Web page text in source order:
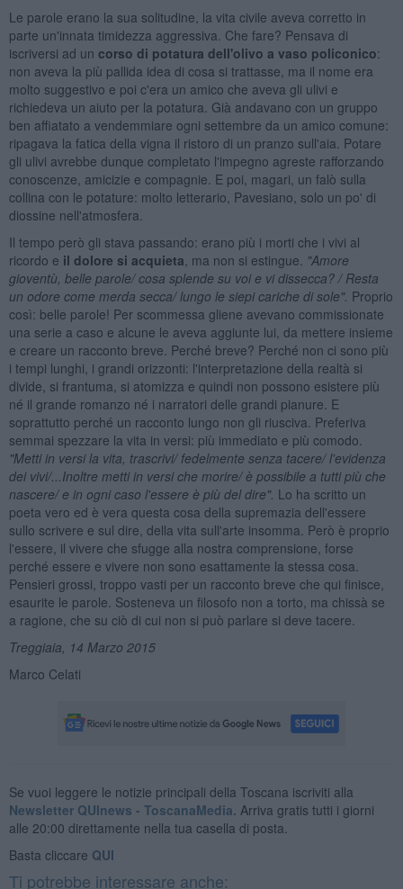
Le parole erano la sua solitudine, la vita civile aveva corretto in
parte un'innata timidezza aggressiva. Che fare? Pensava di
iscriversi ad un corso di potatura dell'olivo a vaso policonico:
non aveva la più pallida idea di cosa si trattasse, ma il nome era
molto suggestivo e poi c'era un amico che aveva gli ulivi e
richiedeva un aiuto per la potatura. Già andavano con un gruppo
ben affiatato a vendemmiare ogni settembre da un amico comune:
ripagava la fatica della vigna il ristoro di un pranzo sull'aia. Potare
gli ulivi avrebbe dunque completato l'impegno agreste rafforzando
conoscenze, amicizie e compagnie. E poi, magari, un falò sulla
collina con le potature: molto letterario, Pavesiano, solo un po' di
diossine nell'atmosfera.
Il tempo però gli stava passando: erano più i morti che i vivi al
ricordo e il dolore si acquieta , ma non si estingue. "Amore
gioventù, belle parole/ cosa splende su voi e vi dissecca? / Resta
un odore come merda secca/ lungo le siepi cariche di sole". Proprio
così: belle parole! Per scommessa gliene avevano commissionate
una serie a caso e alcune le aveva aggiunte lui, da mettere insieme
e creare un racconto breve. Perché breve? Perché non ci sono più
i tempi lunghi, i grandi orizzonti: l'interpretazione della realtà si
divide, si frantuma, si atomizza e quindi non possono esistere più
né il grande romanzo né i narratori delle grandi pianure. E
soprattutto perché un racconto lungo non gli riusciva. Preferiva
semmai spezzare la vita in versi: più immediato e più comodo.
"Metti in versi la vita, trascrivi/ fedelmente senza tacere/ l'evidenza
dei vivi/...Inoltre metti in versi che morire/ è possibile a tutti più che
nascere/ e in ogni caso l'essere è più del dire". Lo ha scritto un
poeta vero ed è vera questa cosa della supremazia dell'essere
sullo scrivere e sul dire, della vita sull'arte insomma. Però è proprio
l'essere, il vivere che sfugge alla nostra comprensione, forse
perché essere e vivere non sono esattamente la stessa cosa.
Pensieri grossi, troppo vasti per un racconto breve che qui finisce,
esaurite le parole. Sosteneva un filosofo non a torto, ma chissà se
a ragione, che su ciò di cui non si può parlare si deve tacere.
Treggiaia, 14 Marzo 2015
Marco Celati
Se vuoi leggere le notizie principali della Toscana iscriviti alla
Newsletter QUInews - ToscanaMedia. Arriva gratis tutti i giorni
alle 20:00 direttamente nella tua casella di posta.
Basta cliccare QUI
Ti potrebbe interessare anche: